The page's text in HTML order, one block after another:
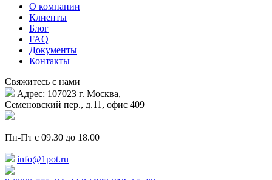
О компании
Клиенты
Блог
FAQ
Документы
Контакты
Свяжитесь с нами
Адрес: 107023 г. Москва,
Семеновский пер., д.11, офис 409
Пн-Пт с 09.30 до 18.00
info@1pot.ru